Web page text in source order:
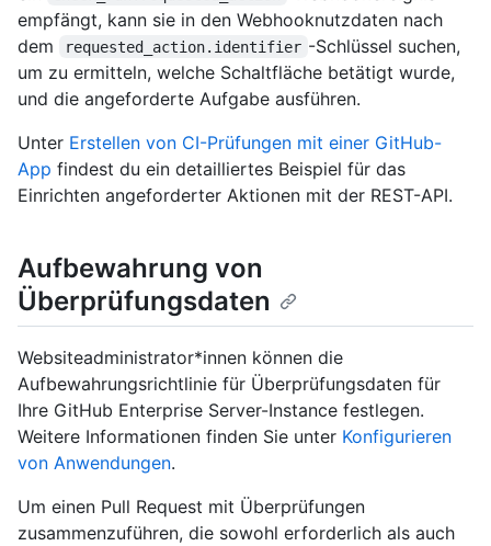
empfängt, kann sie in den Webhooknutzdaten nach
dem
requested_action.identifier -Schlüssel suchen,
um zu ermitteln, welche Schaltfläche betätigt wurde,
und die angeforderte Aufgabe ausführen.
Unter Erstellen von CI-Prüfungen mit einer GitHub-
App findest du ein detailliertes Beispiel für das
Einrichten angeforderter Aktionen mit der REST-API.
Aufbewahrung von
Überprüfungsdaten
Websiteadministrator*innen können die
Aufbewahrungsrichtlinie für Überprüfungsdaten für
Ihre GitHub Enterprise Server-Instance festlegen.
Weitere Informationen finden Sie unter Konfigurieren
von Anwendungen.
Um einen Pull Request mit Überprüfungen
zusammenzuführen, die sowohl erforderlich als auch